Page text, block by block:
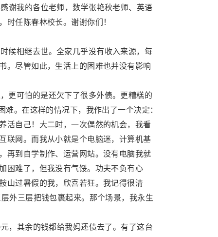
我的各位老师，数学张艳秋老师、英语
时任陈春林校长。谢谢你们！
相继去世。全家几乎没有收入来源，每
。尽管如此，生活上的困难也并没有影响
可怕的是还欠下了很多外债。更糟糕的
。在这样的情况下，我作出了一个决定：
活自己！大二时，一次偶然的机会，我看
联网。而我从小就是个电脑迷，计算机基
再到自学制作、运营网站。没有电脑我就
困难了，但我没有气馁。功夫不负有心
山过暑假的我，欣喜若狂。我记得很清
外三层把钱包裹起来。那个场景，我永生
其余的钱都给我妈还债去了。有了这台